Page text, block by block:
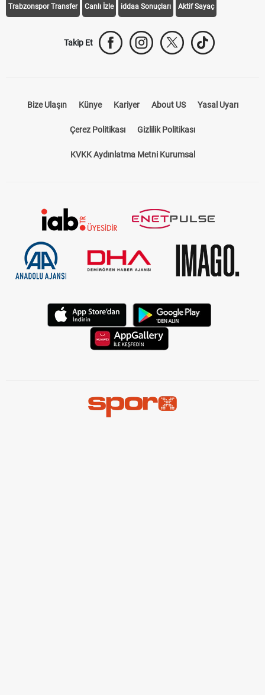
Trabzonspor Transfer Canlı İzle iddaa Sonuçları Aktif Sayaç
Takip Et
Bize Ulaşın Künye Kariyer About US Yasal Uyarı
Çerez Politikası Gizlilik Politikası
KVKK Aydınlatma Metni Kurumsal